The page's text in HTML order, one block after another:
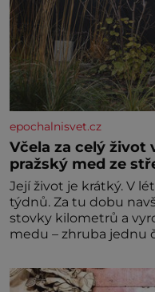
epochalnisvet.cz
Včela za celý život
pražský med ze
Její život je krátký. V
týdnů. Za tu dobu
stovky kilometrů a
medu – zhruba jednu
dalšími desítkami tisíc
vznikne jeden z